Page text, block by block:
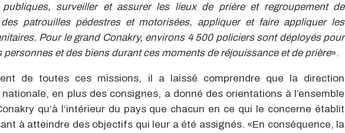
surveiller et assurer les lieux de prière et regroupement de
patrouilles pédestres et motorisées, appliquer et faire appliquer les
Pour le grand Conakry, environs 4 500 policiers sont déployés pour
personnes et des biens durant ces moments de réjouissance et de prière».
de toutes ces missions, il a laissé comprendre que la direction
en plus des consignes, a donné des orientations à l’ensemble
qu’à l’intérieur du pays que chacun en ce qui le concerne établit
à atteindre des objectifs qui leur a été assignés. «En conséquence, la